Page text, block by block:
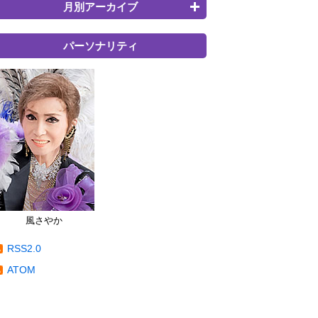
月別アーカイブ
パーソナリティ
風さやか
RSS2.0
ATOM